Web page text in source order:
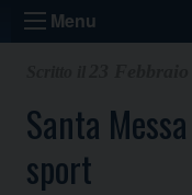
Menu
Santa
sport